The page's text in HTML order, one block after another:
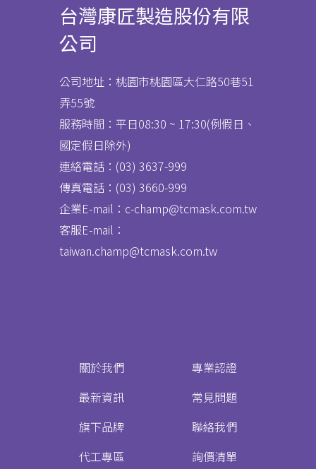
台灣康匠製造股份有限
公司
公司地址：桃園市桃園區大仁路50巷51
弄55號
服務時間：平日08:30 ~ 17:30(例假日、
國定假日除外)
連絡電話：(03) 3637-999
傳真電話： (03) 3660-999
企業E-mail：c-champ@tcmask.com.tw
客服E-mail：
taiwan.champ@tcmask.com.tw
關於我們
最新資訊
旗下品牌
代工專區
專業認證
常見問題
聯絡我們
詢價清單